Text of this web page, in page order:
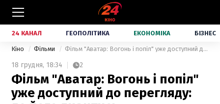
24 КАНАЛ ГЕОПОЛІТИКА ЕКОНОМІКА БІЗНЕС
Кіно Фільми Фільм "Аватар: Вогонь і попіл" уже доступний до перегляду: де його дивитись
18 грудня, 18:34 2
Фільм "Аватар: Вогонь і попіл"
уже доступний до перегляду: